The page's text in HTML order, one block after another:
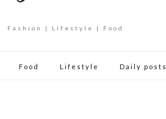
Fashion | Lifestyle | Food
Food Lifestyle Daily posts